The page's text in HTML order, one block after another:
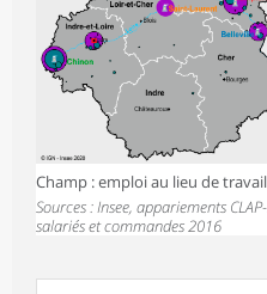
Champ : emploi au lieu de
Sources : Insee, appariements
salariés et commandes 2016